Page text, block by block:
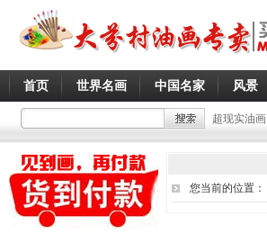
首页 世界名画 中国名家 风景
超现实油画
您当前的位置：